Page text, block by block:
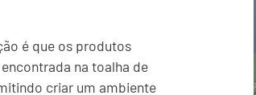
é que os produtos
na toalha de
criar um ambiente